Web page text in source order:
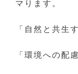
マります。
「自然と共生
「環境への配